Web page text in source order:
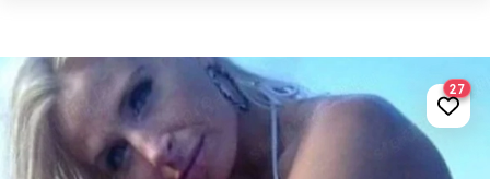
27